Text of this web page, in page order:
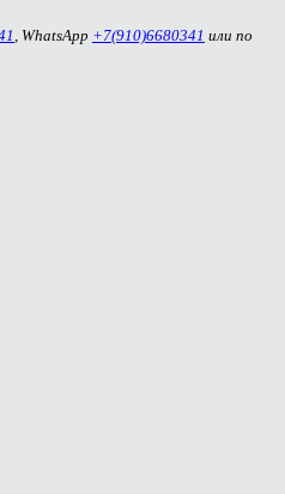
, WhatsApp +7(910)6680341 или по